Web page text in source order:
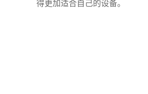
得更加适合自己的设备。